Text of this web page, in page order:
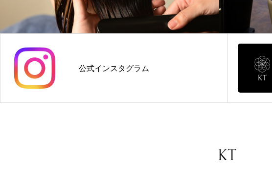
公式インスタグラム